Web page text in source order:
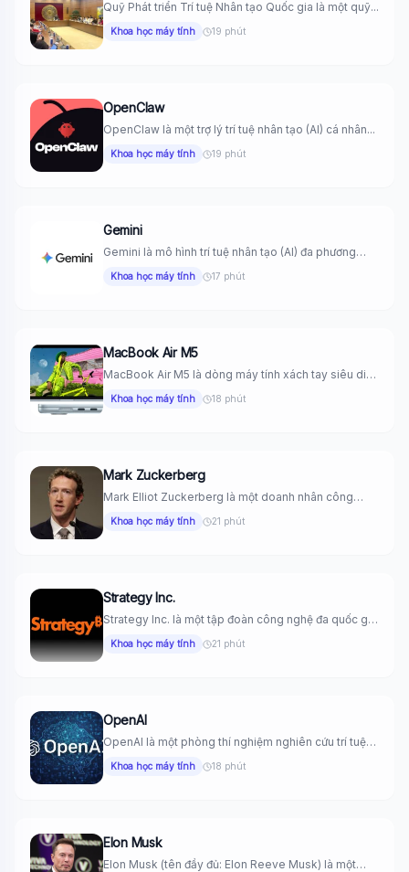
Quỹ Phát triển Trí tuệ Nhân tạo Quốc gia là một quỹ...
Khoa học máy tính 19 phút
OpenClaw
OpenClaw là một trợ lý trí tuệ nhân tạo (AI) cá nhân...
Khoa học máy tính 19 phút
Gemini
Gemini là mô hình trí tuệ nhân tạo (AI) đa phương
Khoa học máy tính 17 phút
MacBook Air M5
MacBook Air M5 là dòng máy tính xách tay siêu di
Khoa học máy tính 18 phút
Mark Zuckerberg
Mark Elliot Zuckerberg là một doanh nhân công
Khoa học máy tính 21 phút
Strategy Inc.
Strategy Inc. là một tập đoàn công nghệ đa quốc gia
Khoa học máy tính 21 phút
OpenAI
OpenAI là một phòng thí nghiệm nghiên cứu trí tuệ
Khoa học máy tính 18 phút
Elon Musk
Elon Musk (tên đầy đủ: Elon Reeve Musk) là một